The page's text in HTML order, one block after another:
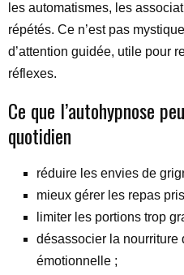
les automatismes, les
répétés. Ce n’est pas
d’attention guidée, utile pour
réflexes.
Ce que l’autohypnose
quotidien
réduire les envies de
mieux gérer les repas
limiter les portions trop
désassocier la nourriture
émotionnelle ;